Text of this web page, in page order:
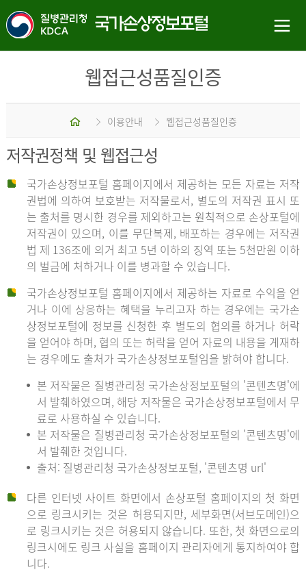
웹접근성품질인증
홈 이용안내 웹접근성품질인증
저작권정책 및 웹접근성
국가손상정보포털 홈페이지에서 제공하는 모든 자료는 저작
권법에 의하여 보호받는 저작물로서, 별도의 저작권 표시 또
는 출처를 명시한 경우를 제외하고는 원칙적으로 손상포털에
저작권이 있으며, 이를 무단복제, 배포하는 경우에는 저작권
법 제 136조에 의거 최고 5년 이하의 징역 또는 5천만원 이하
의 벌금에 처하거나 이를 병과할 수 있습니다.
국가손상정보포털 홈페이지에서 제공하는 자료로 수익을 얻
거나 이에 상응하는 혜택을 누리고자 하는 경우에는 국가손
상정보포털에 정보를 신청한 후 별도의 협의를 하거나 허락
을 얻어야 하며, 협의 또는 허락을 얻어 자료의 내용을 게재하
는 경우에도 출처가 국가손상정보포털임을 밝혀야 합니다.
본 저작물은 질병관리청 국가손상정보포털의 '콘텐츠명'에
서 발췌하였으며, 해당 저작물은 국가손상정보포털에서 무
료로 사용하실 수 있습니다.
본 저작물은 질병관리청 국가손상정보포털의 '콘텐츠명'에
서 발췌한 것입니다.
출처: 질병관리청 국가손상정보포털, '콘텐츠명 url'
다른 인터넷 사이트 화면에서 손상포털 홈페이지의 첫 화면
으로 링크시키는 것은 허용되지만, 세부화면(서브도메인)으
로 링크시키는 것은 허용되지 않습니다. 또한, 첫 화면으로의
링크시에도 링크 사실을 홈페이지 관리자에게 통지하여야 합
니다.